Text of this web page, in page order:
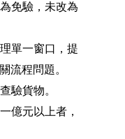
免驗，未改為
單一窗口，提
流程問題。
驗貨物。
億元以上者，